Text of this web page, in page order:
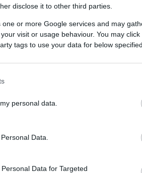
disclose it to other third parties.
or more Google services and may
visit or usage behaviour. You may
tags to use your data for below
personal data.
Data.
Data for Targeted
el a női
kapcsolatos ige is
A közvélemény
valamint a
rendszer
(szülői felügyelet mellett
meg), illetve X (17 év
megállt volna,
elkerülendő, bekerült
MPAA tagjaira
az alkotmány